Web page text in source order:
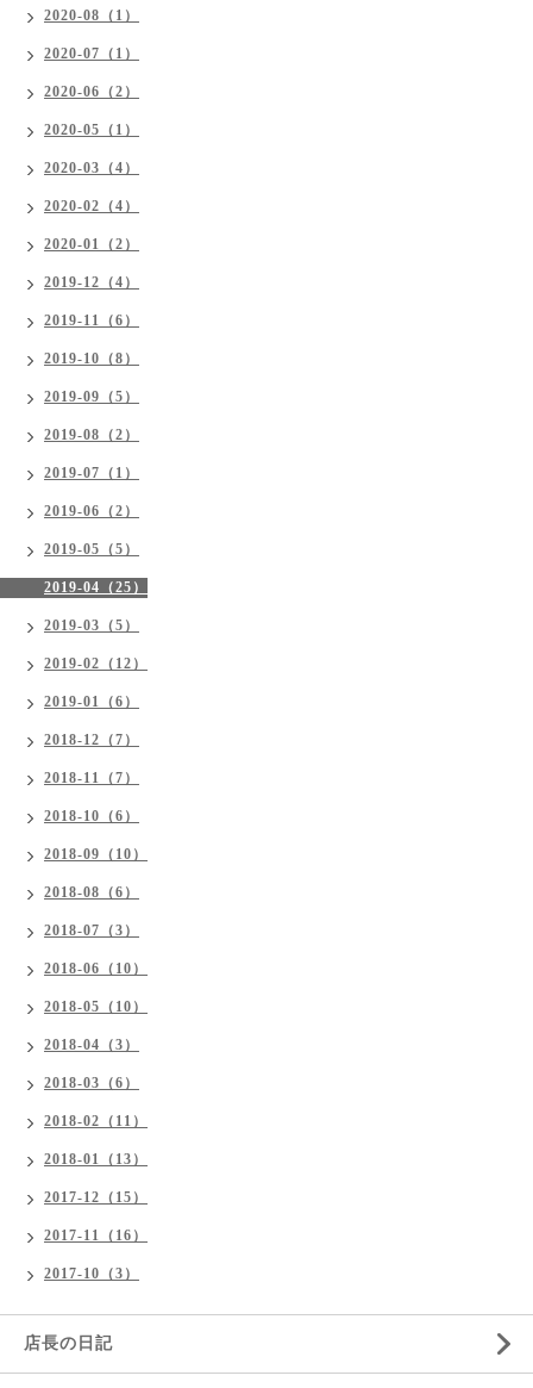
2020-08（1）
2020-07（1）
2020-06（2）
2020-05（1）
2020-03（4）
2020-02（4）
2020-01（2）
2019-12（4）
2019-11（6）
2019-10（8）
2019-09（5）
2019-08（2）
2019-07（1）
2019-06（2）
2019-05（5）
2019-04（25）
2019-03（5）
2019-02（12）
2019-01（6）
2018-12（7）
2018-11（7）
2018-10（6）
2018-09（10）
2018-08（6）
2018-07（3）
2018-06（10）
2018-05（10）
2018-04（3）
2018-03（6）
2018-02（11）
2018-01（13）
2017-12（15）
2017-11（16）
2017-10（3）
店長の日記